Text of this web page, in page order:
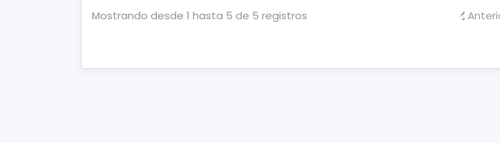
Mostrando desde 1 hasta 5 de 5 registros